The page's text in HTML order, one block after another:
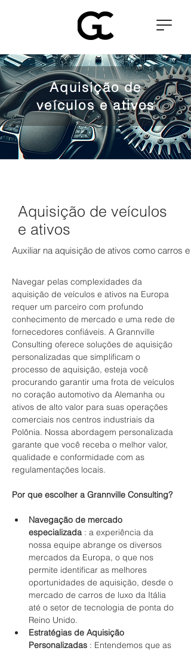
Aquisição de
veículos e ativos
Aquisição de veículos
e ativos
Auxiliar na aquisição de ativos como carros
Navegar pelas complexidades da
aquisição de veículos e ativos na Europa
requer um parceiro com profundo
conhecimento de mercado e uma rede de
fornecedores confiáveis. A Grannville
Consulting oferece soluções de aquisição
personalizadas que simplificam o
processo de aquisição, esteja você
procurando garantir uma frota de veículos
no coração automotivo da Alemanha ou
ativos de alto valor para suas operações
comerciais nos centros industriais da
Polônia. Nossa abordagem personalizada
garante que você receba o melhor valor,
qualidade e conformidade com as
regulamentações locais.
Por que escolher a Grannville Consulting?
Navegação de mercado
especializada : a experiência da
nossa equipe abrange os diversos
mercados da Europa, o que nos
permite identificar as melhores
oportunidades de aquisição, desde o
mercado de carros de luxo da Itália
até o setor de tecnologia de ponta do
Reino Unido.
Estratégias de Aquisição
Personalizadas : Entendemos que as